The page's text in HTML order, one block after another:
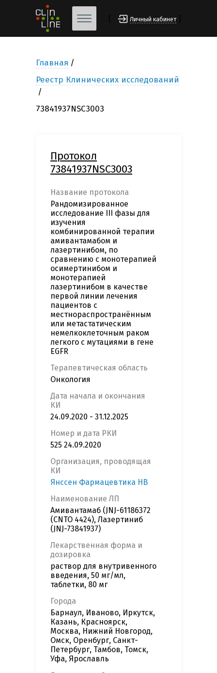
Личный кабинет
Главная
Реестр Клинических исследований
73841937NSC3003
Протокол
73841937NSC3003
Название протокола
Рандомизированное
исследование III фазы для
изучения
комбинированной терапии
амивантамабом и
лазертинибом, по
сравнению с монотерапией
осимертинибом и
монотерапией
лазертинибом в качестве
первой линии лечения
пациентов с
местнораспространённым
или метастатическим
немелкоклеточным раком
легкого с мутациями в гене
EGFR
Терапевтическая область
Онкология
Дата начала и окончания
КИ
24.09.2020 - 31.12.2025
Номер и дата РКИ
525 24.09.2020
Организация, проводящая
КИ
Янссен Фармацевтика НВ
Наименование ЛП
Амивантамаб (JNJ-61186372
(CNTO 4424), Лазертиниб
(JNJ-73841937)
Лекарственная форма и
дозировка
раствор для внутривенного
введения, 50 мг/мл,
таблетки, 80 мг
Города
Барнаул, Иваново, Иркутск,
Казань, Красноярск,
Москва, Нижний Новгород,
Омск, Оренбург, Санкт-
Петербург, Тамбов, Томск,
Уфа, Ярославль